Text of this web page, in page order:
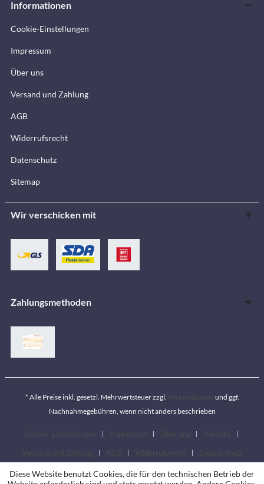
Informationen
Cookie-Einstellungen
Impressum
Über uns
Versand und Zahlung
AGB
Widerrufsrecht
Datenschutz
Sitemap
Wir verschicken mit
Zahlungsmethoden
* Alle Preise inkl. gesetzl. Mehrwertsteuer zzgl.
und ggf.
Nachnahmegebühren, wenn nicht anders beschrieben
Diese Website benutzt Cookies, die für den technischen Betrieb der